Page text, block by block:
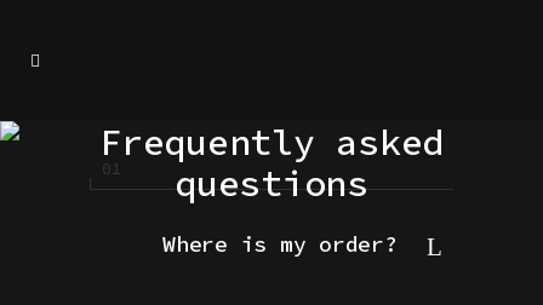
Frequently asked
questions
Where is my order?